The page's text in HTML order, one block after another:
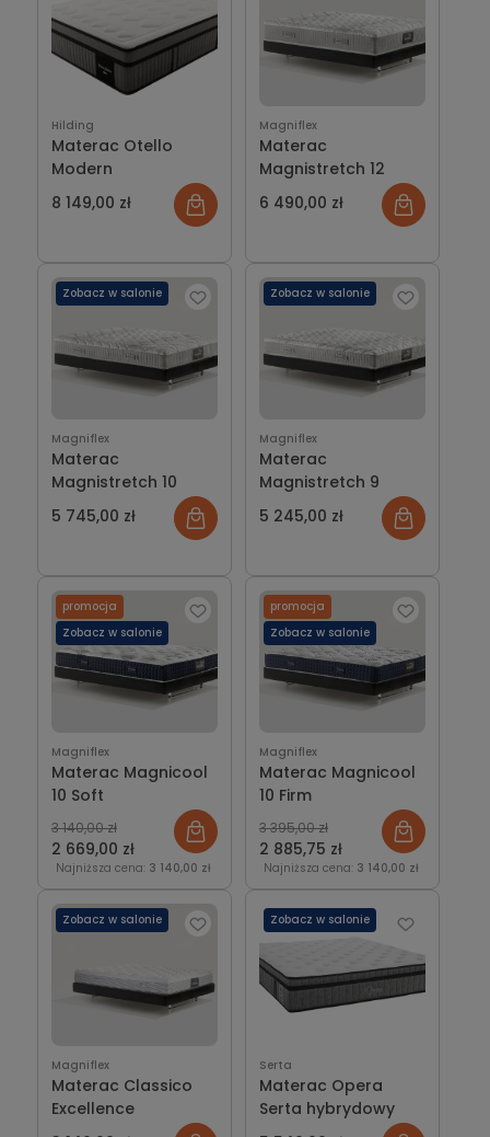
Hilding
Materac Otello
Modern
8 149,00 zł
Magniflex
Materac
Magnistretch 12
6 490,00 zł
Magniflex
Materac
Magnistretch 10
5 745,00 zł
Zobacz w salonie
Magniflex
Materac
Magnistretch 9
5 245,00 zł
Zobacz w salonie
Magniflex
Materac Magnicool
10 Soft
2 669,00 zł
3 140,00 zł
Najniższa cena: 3 140,00 zł
promocja
Zobacz w salonie
Magniflex
Materac Magnicool
10 Firm
2 885,75 zł
3 395,00 zł
Najniższa cena: 3 140,00 zł
promocja
Zobacz w salonie
Magniflex
Materac Classico
Excellence
Zobacz w salonie
Serta
Materac Opera
Serta hybrydowy
Zobacz w salonie